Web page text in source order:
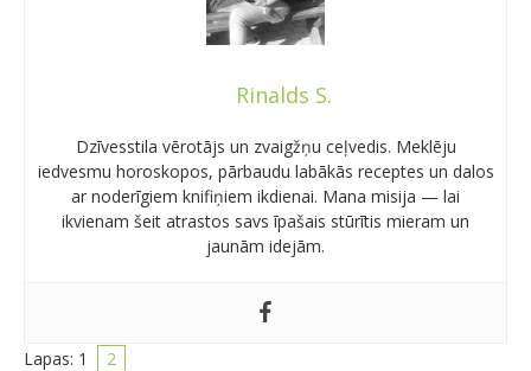
Rinalds S.
Dzīvesstila vērotājs un zvaigžņu ceļvedis. Meklēju
iedvesmu horoskopos, pārbaudu labākās receptes un dalos
ar noderīgiem knifiņiem ikdienai. Mana misija — lai
ikvienam šeit atrastos savs īpašais stūrītis mieram un
jaunām idejām.
Lapas: 1 2